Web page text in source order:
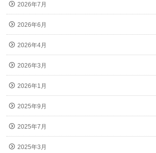
2026年7月
2026年6月
2026年4月
2026年3月
2026年1月
2025年9月
2025年7月
2025年3月